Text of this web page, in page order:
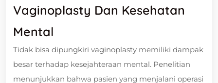
Vaginoplasty Dan Kesehatan
Mental
Tidak bisa dipungkiri vaginoplasty memiliki dampak
besar terhadap kesejahteraan mental. Penelitian
menunjukkan bahwa pasien yang menjalani operasi